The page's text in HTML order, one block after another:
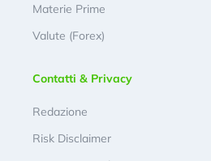
Materie Prime
Valute (Forex)
Contatti & Privacy
Redazione
Risk Disclaimer